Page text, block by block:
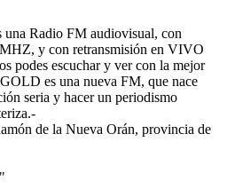
Radio FM audiovisual, con
y con retransmisión en VIVO
podes escuchar y ver con la mejor
es una nueva FM, que nace
seria y hacer un periodismo
de la Nueva Orán, provincia de